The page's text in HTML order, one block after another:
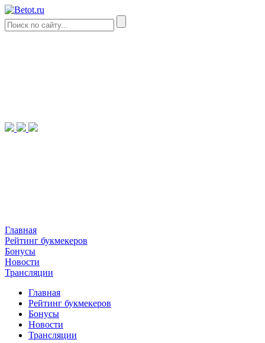
Главная
Рейтинг букмекеров
Бонусы
Новости
Трансляции
Главная
Рейтинг букмекеров
Бонусы
Новости
Трансляции